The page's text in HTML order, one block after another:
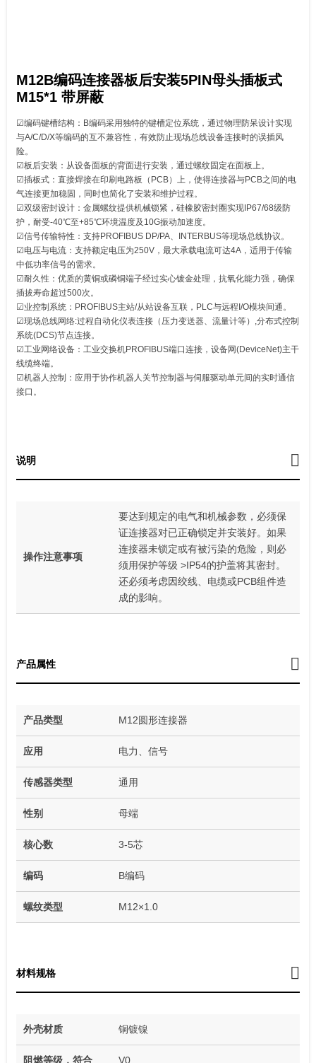
M12B编码连接器板后安装5PIN母头插板式
M15*1 带屏蔽
☑编码键槽结构‌：B编码采用独特的键槽定位系统，通过物理防呆设计实现
与A/C/D/X等编码的互不兼容性，有效防止现场总线设备连接时的误插风
险。
☑板后安装：从设备面板的背面进行安装，通过螺纹固定在面板上。
☑插板式：直接焊接在印刷电路板（PCB）上，使得连接器与PCB之间的电
气连接更加稳固，同时也简化了安装和维护过程。
☑双级密封设计：金属螺纹提供机械锁紧，硅橡胶密封圈实现IP67/68级防
护，耐受-40℃至+85℃环境温度及10G振动加速度。
☑信号传输特性‌：支持PROFIBUS DP/PA、INTERBUS等现场总线协议。
☑电压与电流：支持额定电压为250V，最大承载电流可达4A，适用于传输
中低功率信号的需求。
☑耐久性：优质的黄铜或磷铜端子经过实心镀金处理，抗氧化能力强，确保
插拔寿命超过500次。
☑业控制系统‌：PROFIBUS主站/从站设备互联，PLC与远程I/O模块间通。
☑现场总线网络:过程自动化仪表连接（压力变送器、流量计等）,分布式控制
系统(DCS)节点连接。
☑‌工业网络设备‌：工业交换机PROFIBUS端口连接，设备网(DeviceNet)主干
线缆终端。
☑‌机器人控制‌：应用于协作机器人关节控制器与伺服驱动单元间的实时通信
接口。
说明
操作注意事项
要达到规定的电气和机械参数，必须保
证连接器对已正确锁定并安装好。如果
连接器未锁定或有被污染的危险，则必
须用保护等级 >IP54的护盖将其密封。
还必须考虑因绞线、电缆或PCB组件造
成的影响。
产品属性
产品类型 M12圆形连接器
应用 电力、信号
传感器类型 通用
性别 母端
核心数 3-5芯
编码 B编码
螺纹类型 M12×1.0
材料规格
外壳材质 铜镀镍
阻燃等级，符合 V0